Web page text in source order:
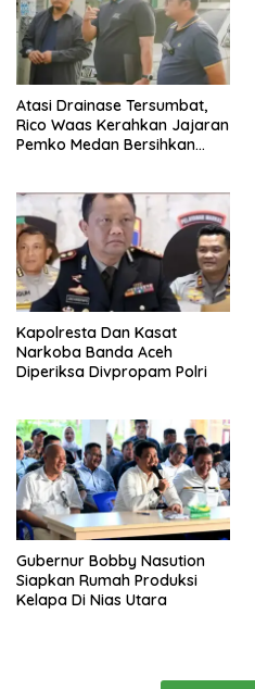
Atasi Drainase Tersumbat,
Rico Waas Kerahkan Jajaran
Pemko Medan Bersihkan
Kapolresta Dan Kasat
Narkoba Banda Aceh
Diperiksa Divpropam Polri
Gubernur Bobby Nasution
Siapkan Rumah Produksi
Kelapa Di Nias Utara